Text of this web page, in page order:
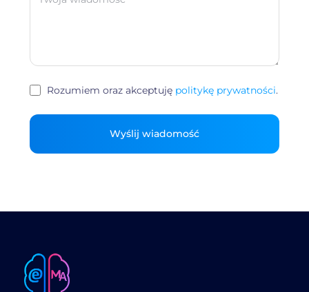
Rozumiem oraz akceptuję politykę prywatności.